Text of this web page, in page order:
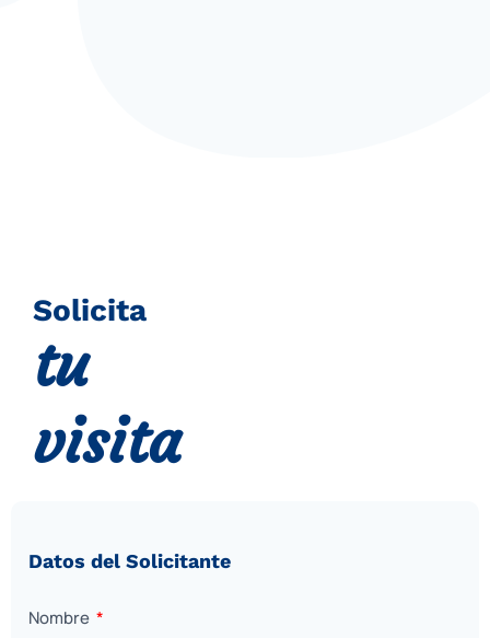
Solicita
tu
visita
Datos del Solicitante
Nombre